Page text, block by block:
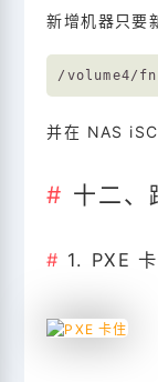
新增机器只要
并在 NAS
十二、
1. PXE